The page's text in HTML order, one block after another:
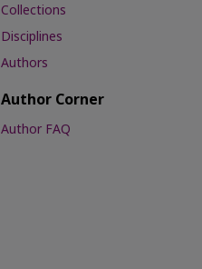
Collections
Disciplines
Authors
Author Corner
Author FAQ